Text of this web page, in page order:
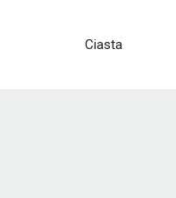
Ciasta